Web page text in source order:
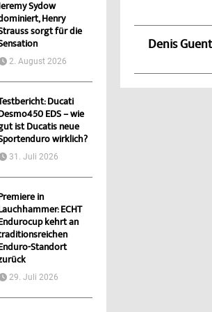
Denis
Sydow
Henry
sorgt für die
2. August 2026
Ducati
EDS – wie
ist Ducatis neue
wirklich?
31. Juli 2026
in
ECHT
kehrt an
Standort
29. Juli 2026